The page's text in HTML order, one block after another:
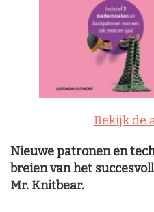
Bekijk de
Nieuwe patronen en
breien van het
Mr. Knitbear.